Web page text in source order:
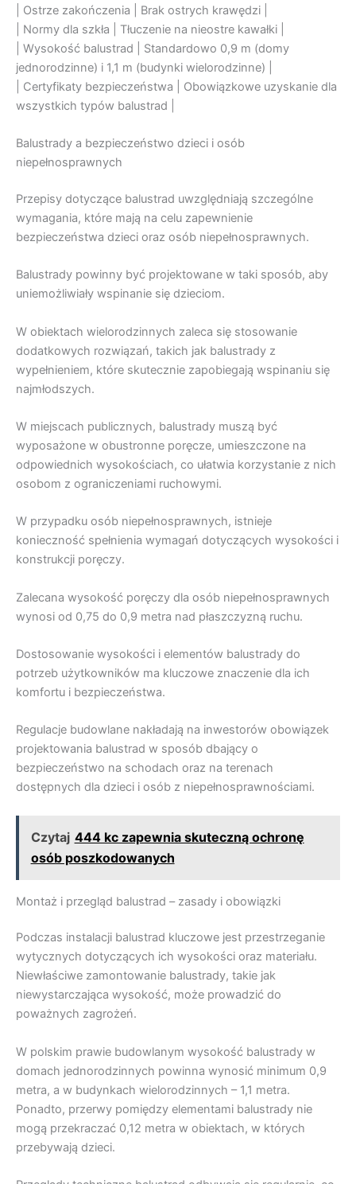
| Ostrze zakończenia | Brak ostrych krawędzi |
| Normy dla szkła | Tłuczenie na nieostre kawałki |
| Wysokość balustrad | Standardowo 0,9 m (domy
jednorodzinne) i 1,1 m (budynki wielorodzinne) |
| Certyfikaty bezpieczeństwa | Obowiązkowe uzyskanie dla
wszystkich typów balustrad |
Balustrady a bezpieczeństwo dzieci i osób
niepełnosprawnych
Przepisy dotyczące balustrad uwzględniają szczególne
wymagania, które mają na celu zapewnienie
bezpieczeństwa dzieci oraz osób niepełnosprawnych.
Balustrady powinny być projektowane w taki sposób, aby
uniemożliwiały wspinanie się dzieciom.
W obiektach wielorodzinnych zaleca się stosowanie
dodatkowych rozwiązań, takich jak balustrady z
wypełnieniem, które skutecznie zapobiegają wspinaniu się
najmłodszych.
W miejscach publicznych, balustrady muszą być
wyposażone w obustronne poręcze, umieszczone na
odpowiednich wysokościach, co ułatwia korzystanie z nich
osobom z ograniczeniami ruchowymi.
W przypadku osób niepełnosprawnych, istnieje
konieczność spełnienia wymagań dotyczących wysokości i
konstrukcji poręczy.
Zalecana wysokość poręczy dla osób niepełnosprawnych
wynosi od 0,75 do 0,9 metra nad płaszczyzną ruchu.
Dostosowanie wysokości i elementów balustrady do
potrzeb użytkowników ma kluczowe znaczenie dla ich
komfortu i bezpieczeństwa.
Regulacje budowlane nakładają na inwestorów obowiązek
projektowania balustrad w sposób dbający o
bezpieczeństwo na schodach oraz na terenach
dostępnych dla dzieci i osób z niepełnosprawnościami.
Czytaj 444 kc zapewnia skuteczną ochronę
osób poszkodowanych
Montaż i przegląd balustrad – zasady i obowiązki
Podczas instalacji balustrad kluczowe jest przestrzeganie
wytycznych dotyczących ich wysokości oraz materiału.
Niewłaściwe zamontowanie balustrady, takie jak
niewystarczająca wysokość, może prowadzić do
poważnych zagrożeń.
W polskim prawie budowlanym wysokość balustrady w
domach jednorodzinnych powinna wynosić minimum 0,9
metra, a w budynkach wielorodzinnych – 1,1 metra.
Ponadto, przerwy pomiędzy elementami balustrady nie
mogą przekraczać 0,12 metra w obiektach, w których
przebywają dzieci.